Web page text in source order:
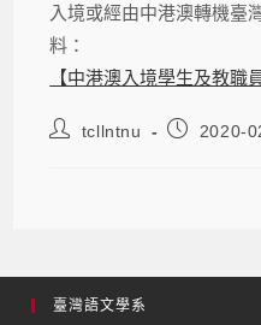
入境或經由中港澳轉機臺
料：
【中港澳入境學生及教職
tcllntnu 2020-
臺灣語文學系